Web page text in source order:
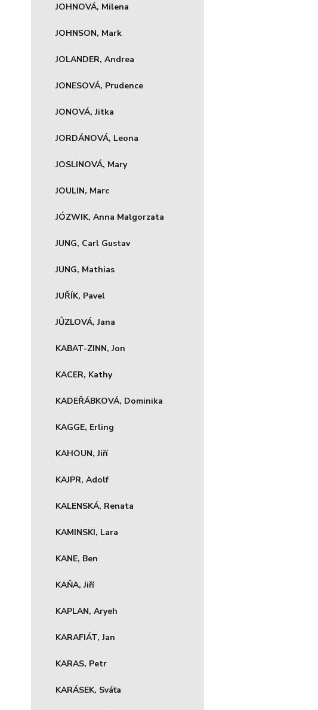
JOHNOVÁ, Milena
JOHNSON, Mark
JOLANDER, Andrea
JONESOVÁ, Prudence
JONOVÁ, Jitka
JORDÁNOVÁ, Leona
JOSLINOVÁ, Mary
JOULIN, Marc
JÓZWIK, Anna Malgorzata
JUNG, Carl Gustav
JUNG, Mathias
JUŘÍK, Pavel
JŮZLOVÁ, Jana
KABAT-ZINN, Jon
KACER, Kathy
KADEŘÁBKOVÁ, Dominika
KAGGE, Erling
KAHOUN, Jiří
KAJPR, Adolf
KALENSKÁ, Renata
KAMINSKI, Lara
KANE, Ben
KAŇA, Jiří
KAPLAN, Aryeh
KARAFIÁT, Jan
KARAS, Petr
KARÁSEK, Sváťa